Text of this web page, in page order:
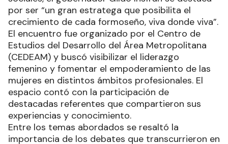
por ser “un gran estratega que posibilita el
crecimiento de cada formoseño, viva donde viva”.
El encuentro fue organizado por el Centro de
Estudios del Desarrollo del Área Metropolitana
(CEDEAM) y buscó visibilizar el liderazgo
femenino y fomentar el empoderamiento de las
mujeres en distintos ámbitos profesionales. El
espacio contó con la participación de
destacadas referentes que compartieron sus
experiencias y conocimiento.
Entre los temas abordados se resaltó la
importancia de los debates que transcurrieron en